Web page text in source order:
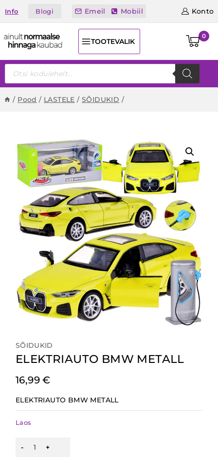
toInfo Blogi Emeil Mobiil Konto
TOOTEVALIK
0
Products
search
/ Pood / LASTELE / SÕIDUKID /
SÕIDUKID
ELEKTRIAUTO BMW METALL
16,99€
ELEKTRIAUTO BMW METALL
Laos